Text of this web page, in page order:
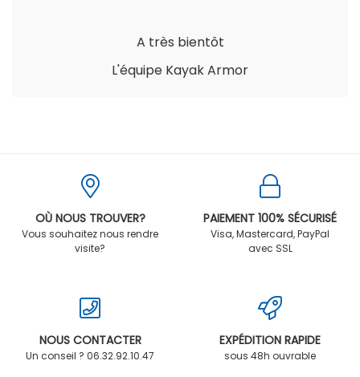
A très bientôt
L'équipe Kayak Armor
OÙ NOUS TROUVER?
Vous souhaitez nous rendre
visite?
PAIEMENT 100% SÉCURISÉ
Visa, Mastercard, PayPal
avec SSL
NOUS CONTACTER
Un conseil ? 06.32.92.10.47
EXPÉDITION RAPIDE
sous 48h ouvrable